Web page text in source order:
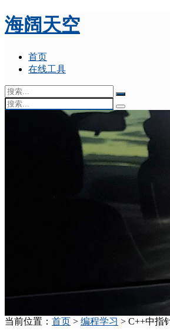
海阔天空
首页
在线工具
当前位置： 首页 > 编程学习 > C++中指